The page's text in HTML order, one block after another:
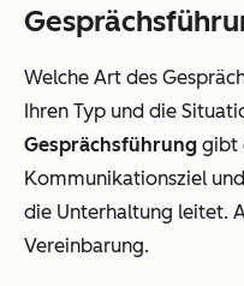
Welche Art des
Ihren Typ und die
Gesprächsführung gibt
Kommunikationsziel
die Unterhaltung leitet.
Vereinbarung.